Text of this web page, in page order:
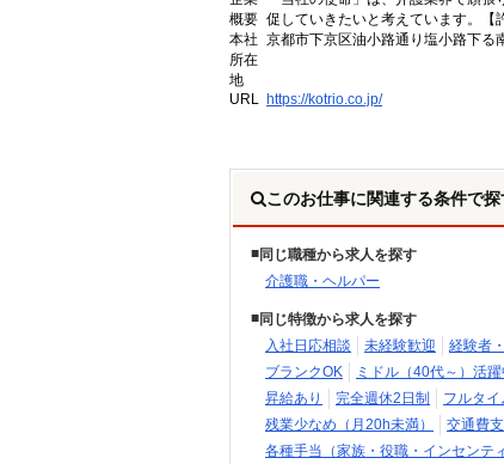
概要 促していきたいと考えています。
本社
所在
地
京都市下京区油小路通り塩小路下
URL https://kotrio.co.jp/
このお仕事に関連する条件で探
同じ職種から求人を探す
介護職・ヘルパー
同じ特徴から求人を探す
入社日応相談
未経験歓迎 経験者
ブランクOK
ミドル（40代～）活躍
昇給あり
完全週休2日制 フルタイ
残業少なめ（月20h未満）
交通費
各種手当（家族・役職・インセンテ